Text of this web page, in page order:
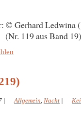
© Gerhard Ledwina
(Nr. 119 aus Band 19)
| Allgemein, Nacht |